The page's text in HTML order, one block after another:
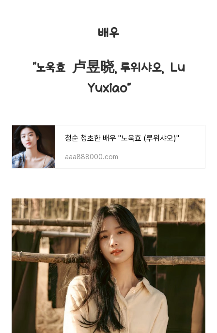
배우
"노욱효 卢昱晓, 루위샤오, Lu
Yuxiao"
청순 청초한 배우 "노욱효 (루위샤오)"
aaa888000.com